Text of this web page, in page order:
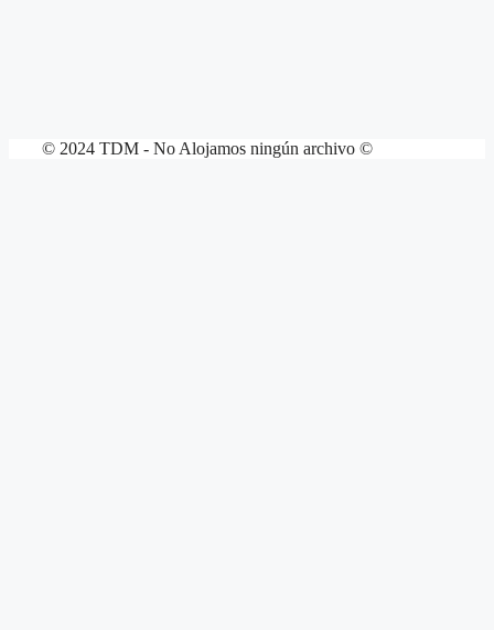
© 2024 TDM - No Alojamos ningún archivo ©